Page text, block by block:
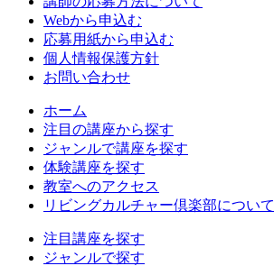
Webから申込む
応募用紙から申込む
個人情報保護方針
お問い合わせ
ホーム
注目の講座から探す
ジャンルで講座を探す
体験講座を探す
教室へのアクセス
リビングカルチャー倶楽部について
注目講座を探す
ジャンルで探す